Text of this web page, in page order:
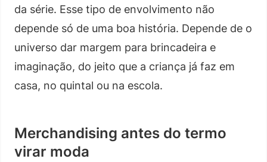
da série. Esse tipo de envolvimento não
depende só de uma boa história. Depende de o
universo dar margem para brincadeira e
imaginação, do jeito que a criança já faz em
casa, no quintal ou na escola.
Merchandising antes do termo
virar moda